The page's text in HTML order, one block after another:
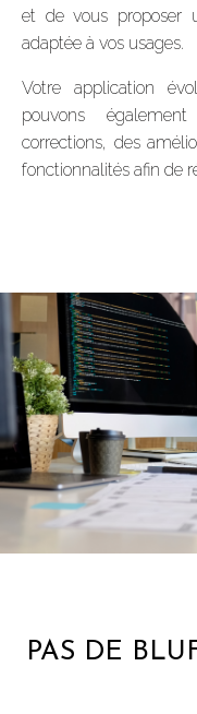
et de vous proposer
adaptée à vos usages.
Votre application
pouvons
corrections, des
fonctionnalités afin de
PAS DE